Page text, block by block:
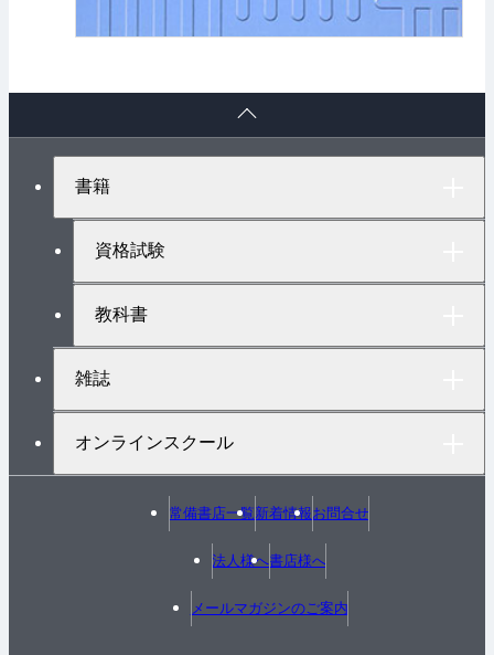
書籍
資格試験
教科書
雑誌
オンラインスクール
常備書店一覧新着情報お問合せ
法人様へ書店様へ
メールマガジンのご案内